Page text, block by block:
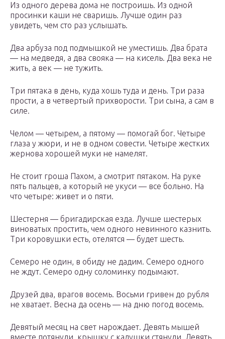
Из одного дерева дома не построишь. Из одной
просинки каши не сваришь. Лучше один раз
увидеть, чем сто раз услышать.
Два арбуза под подмышкой не уместишь. Два брата
— на медведя, а два свояка — на кисель. Два века не
жить, а век — не тужить.
Три пятака в день, куда хошь туда и день. Три раза
прости, а в четвертый прихворости. Три сына, а сам в
силе.
Челом — четырем, а пятому — помогай бог. Четыре
глаза у жюри, и не в одном совести. Четыре жестких
жернова хорошей муки не намелят.
Не стоит гроша Пахом, а смотрит пятаком. На руке
пять пальцев, а который не укуси — все больно. На
что четыре: живет и о пяти.
Шестерня — бригадирская езда. Лучше шестерых
виноватых простить, чем одного невинного казнить.
Три коровушки есть, отелятся — будет шесть.
Семеро не один, в обиду не дадим. Семеро одного
не ждут. Семеро одну соломинку подымают.
Друзей два, врагов восемь. Восьми гривен до рубля
не хватает. Весна да осень — на дню погод восемь.
Девятый месяц на свет нарождает. Девять мышей
вместе потянули, крышку с кадушки стянули. Девять